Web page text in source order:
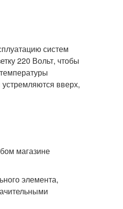
систем
220 Вольт, чтобы
вверх,
магазине
элемента,